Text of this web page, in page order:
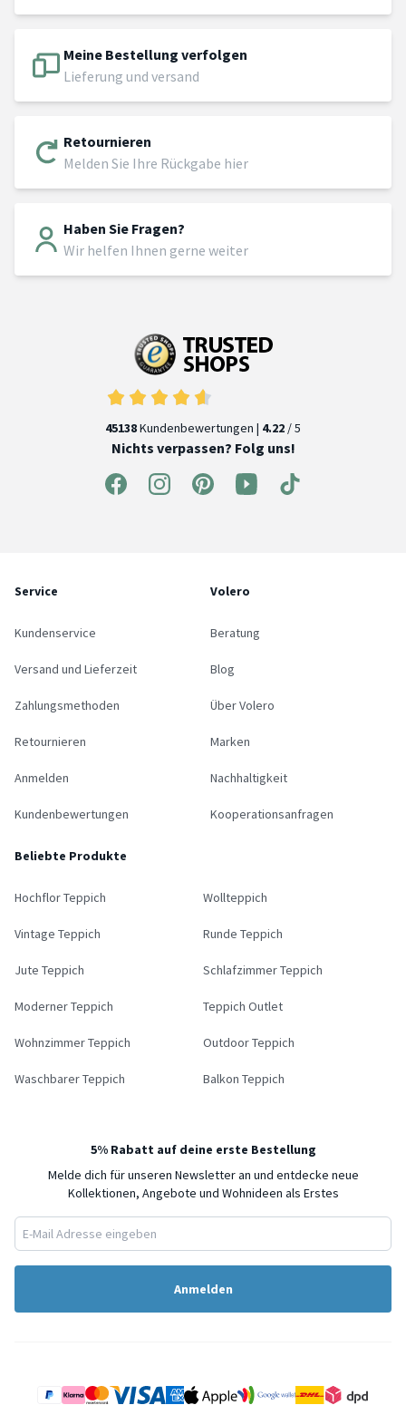
Meine Bestellung verfolgen
Lieferung und versand
Retournieren
Melden Sie Ihre Rückgabe hier
Haben Sie Fragen?
Wir helfen Ihnen gerne weiter
45138Kundenbewertungen | 4.22 / 5
Nichts verpassen? Folg uns!
Service
Kundenservice
Versand und Lieferzeit
Zahlungsmethoden
Retournieren
Anmelden
Kundenbewertungen
Volero
Beratung
Blog
Über Volero
Marken
Nachhaltigkeit
Kooperationsanfragen
Beliebte Produkte
Hochflor Teppich Wollteppich
Vintage Teppich Runde Teppich
Jute Teppich Schlafzimmer Teppich
Moderner Teppich Teppich Outlet
Wohnzimmer Teppich Outdoor Teppich
Waschbarer Teppich Balkon Teppich
5% Rabatt auf deine erste Bestellung
Melde dich für unseren Newsletter an und entdecke neue
Kollektionen, Angebote und Wohnideen als Erstes
Anmelden